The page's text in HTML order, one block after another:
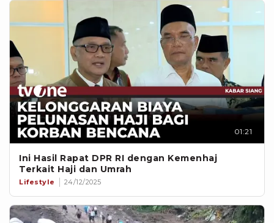
01:21
Ini Hasil Rapat DPR RI dengan Kemenhaj
Terkait Haji dan Umrah
Lifestyle 24/12/2025